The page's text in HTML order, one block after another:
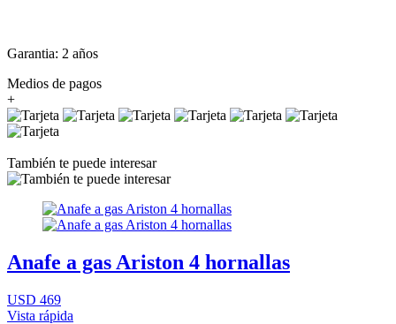
Garantia: 2 años
Medios de pagos
+
También te puede interesar
Anafe a gas Ariston 4 hornallas
USD 469
Vista rápida